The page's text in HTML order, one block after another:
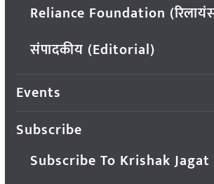
Reliance Foundation
संपादकीय (Editorial)
Events
Subscribe
Subscribe To Krishak